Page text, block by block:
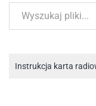
Instrukcja karta